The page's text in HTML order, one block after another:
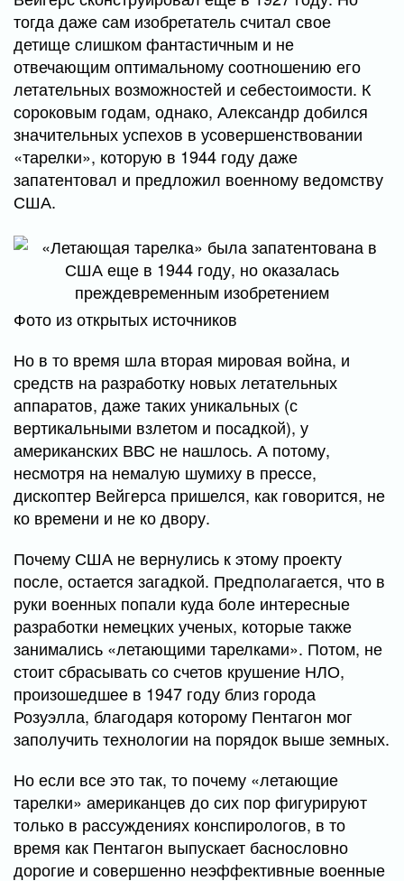
тогда даже сам изобретатель считал свое
детище слишком фантастичным и не
отвечающим оптимальному соотношению его
летательных возможностей и себестоимости. К
сороковым годам, однако, Александр добился
значительных успехов в усовершенствовании
«тарелки», которую в 1944 году даже
запатентовал и предложил военному ведомству
США.
Фото из открытых источников
Но в то время шла вторая мировая война, и
средств на разработку новых летательных
аппаратов, даже таких уникальных (с
вертикальными взлетом и посадкой), у
американских ВВС не нашлось. А потому,
несмотря на немалую шумиху в прессе,
дископтер Вейгерса пришелся, как говорится, не
ко времени и не ко двору.
Почему США не вернулись к этому проекту
после, остается загадкой. Предполагается, что в
руки военных попали куда боле интересные
разработки немецких ученых, которые также
занимались «летающими тарелками». Потом, не
стоит сбрасывать со счетов крушение НЛО,
произошедшее в 1947 году близ города
Розуэлла, благодаря которому Пентагон мог
заполучить технологии на порядок выше земных.
Но если все это так, то почему «летающие
тарелки» американцев до сих пор фигурируют
только в рассуждениях конспирологов, в то
время как Пентагон выпускает баснословно
дорогие и совершенно неэффективные военные